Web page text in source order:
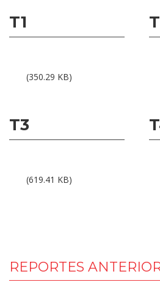
T1
(350.29 KB)
T3
(619.41 KB)
REPORTES